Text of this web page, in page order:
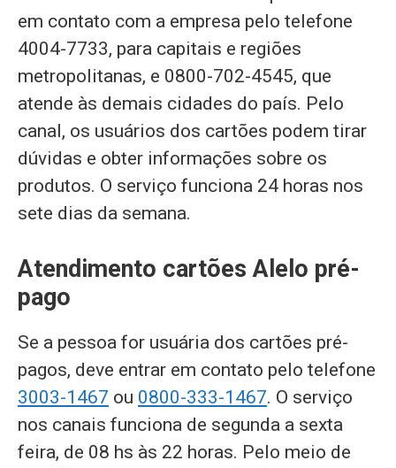
em contato com a empresa pelo telefone
4004-7733, para capitais e regiões
metropolitanas, e 0800-702-4545, que
atende às demais cidades do país. Pelo
canal, os usuários dos cartões podem tirar
dúvidas e obter informações sobre os
produtos. O serviço funciona 24 horas nos
sete dias da semana.
Atendimento cartões Alelo pré-
pago
Se a pessoa for usuária dos cartões pré-
pagos, deve entrar em contato pelo telefone
3003-1467 ou 0800-333-1467. O serviço
nos canais funciona de segunda a sexta
feira, de 08 hs às 22 horas. Pelo meio de